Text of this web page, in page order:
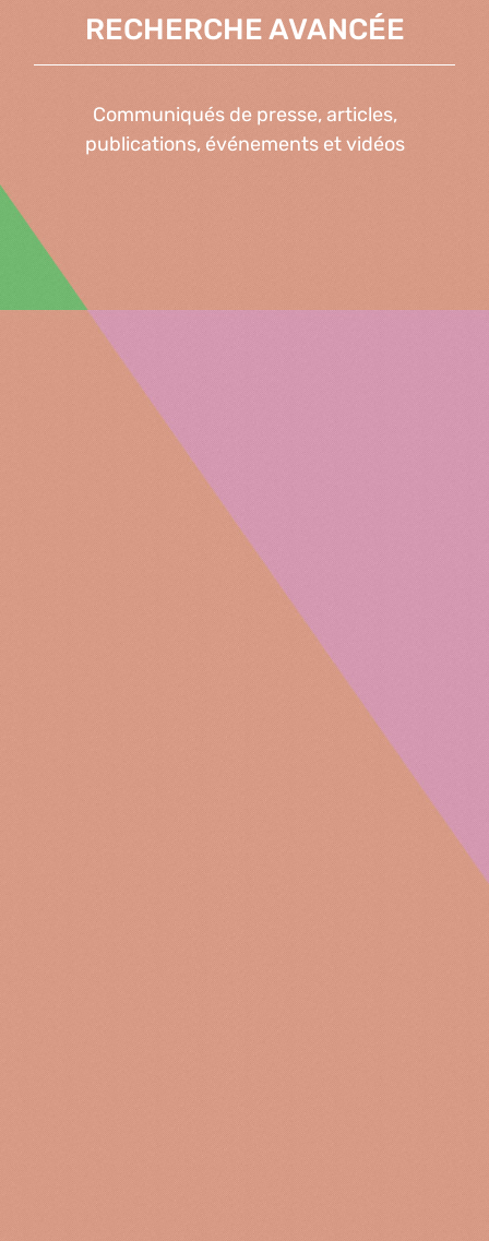
RECHERCHE AVANCÉE
Communiqués de presse, articles,
publications, événements et vidéos